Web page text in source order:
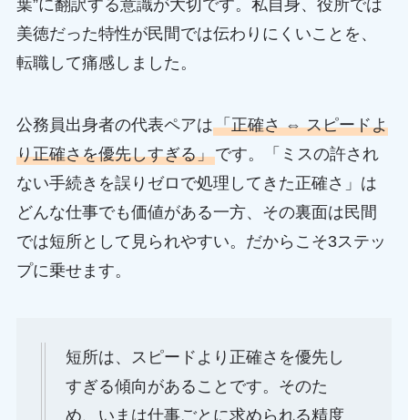
葉”に翻訳する意識が大切です。私自身、役所では
美徳だった特性が民間では伝わりにくいことを、
転職して痛感しました。
公務員出身者の代表ペアは「正確さ ⇔ スピードよ
り正確さを優先しすぎる」です。「ミスの許され
ない手続きを誤りゼロで処理してきた正確さ」は
どんな仕事でも価値がある一方、その裏面は民間
では短所として見られやすい。だからこそ3ステッ
プに乗せます。
短所は、スピードより正確さを優先し
すぎる傾向があることです。そのた
め、いまは仕事ごとに求められる精度